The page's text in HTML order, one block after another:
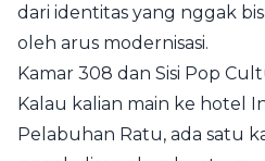
dari identitas yang nggak
oleh arus modernisasi.
Kamar 308 dan Sisi Pop
Kalau kalian main ke hotel
Pelabuhan Ratu, ada satu